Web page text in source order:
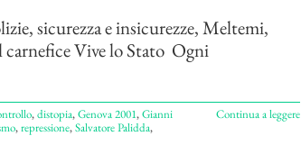
sicurezza e insicurezze, Meltemi,
Vive lo Stato Ogni
,distopia,Genova 2001,Gianni
,repressione,Salvatore Palidda,
Continua a leggere